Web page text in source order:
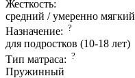
Жесткость:
средний / умеренно мягкий
Назначение: ?
для подростков (10-18 лет)
Тип матраса: ?
Пружинный